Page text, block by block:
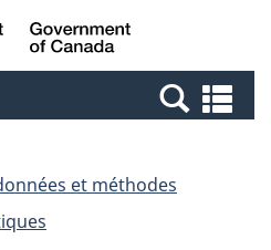
Passer
au
Passer
à
Canada
et
et méthodes